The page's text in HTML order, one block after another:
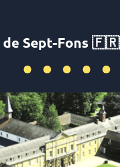
de Sept-Fons 🇫🇷
•••••